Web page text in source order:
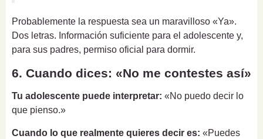
Probablemente la respuesta sea un maravilloso «Ya».
Dos letras. Información suficiente para el adolescente y,
para sus padres, permiso oficial para dormir.
6. Cuando dices: «No me contestes así»
Tu adolescente puede interpretar: «No puedo decir lo
que pienso.»
Cuando lo que realmente quieres decir es: «Puedes